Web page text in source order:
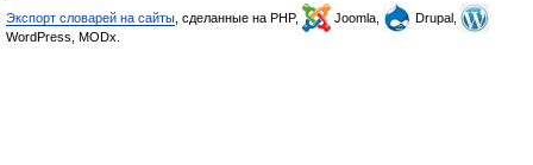
Экспорт словарей на сайты , сделанные на PHP, Joomla,
Drupal,
WordPress, MODx.